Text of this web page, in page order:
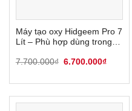
Máy tạo oxy Hidgeem Pro 7
Lít – Phù hợp dùng trong
7.700.000₫ Giá
7.700.000₫.
6.700.000₫Giá
là: